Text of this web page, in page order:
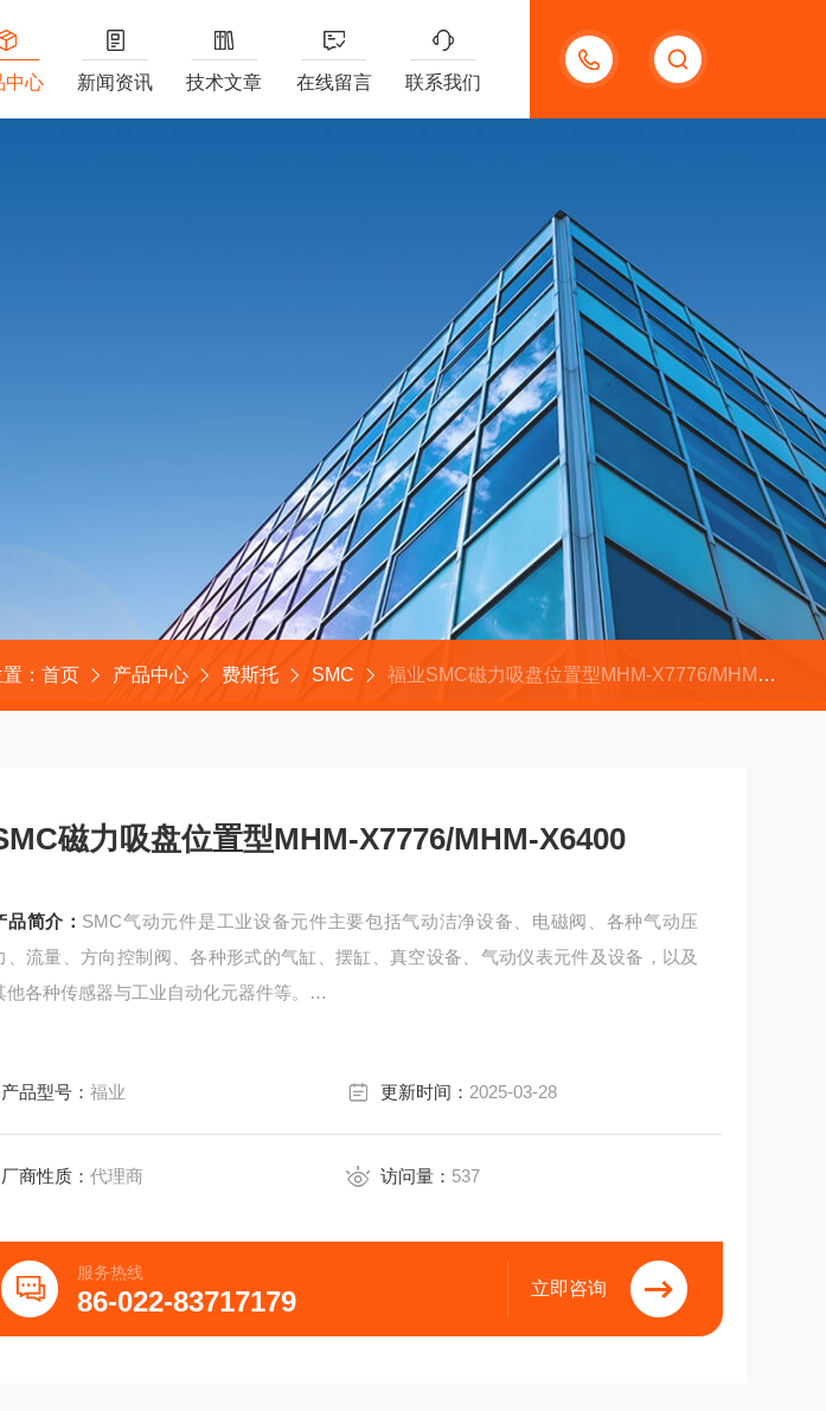
13132097161
中心 新闻资讯 技术文章 在线留言 联系我们
： 首页 产品中心 费斯托 SMC 福业SMC磁力吸盘位置型MHM-X7776/MHM-X6400
磁力吸盘位置型MHM-X7776/MHM-X6400
品简介： SMC气动元件是工业设备元件主要包括气动洁净设备、电磁阀、各种气动压
、流量、方向控制阀、各种形式的气缸、摆缸、真空设备、气动仪表元件及设备，以及
他各种传感器与工业自动化元器件等。
产品型号：福业 更新时间： 2025-03-28
厂商性质：代理商 访问量： 537
服务热线
86-022-83717179 立即咨询